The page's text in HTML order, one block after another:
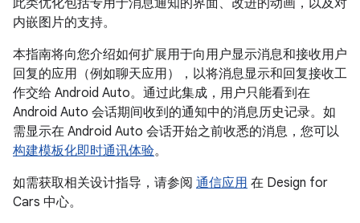
此类优化包括专用于消息通知的界面、改进的动画，以及对
内嵌图片的支持。
本指南将向您介绍如何扩展用于向用户显示消息和接收用户
回复的应用（例如聊天应用），以将消息显示和回复接收工
作交给 Android Auto。通过此集成，用户只能看到在
Android Auto 会话期间收到的通知中的消息历史记录。如
需显示在 Android Auto 会话开始之前收悉的消息，您可以
构建模板化即时通讯体验。
如需获取相关设计指导，请参阅 通信应用 在 Design for
Cars 中心。